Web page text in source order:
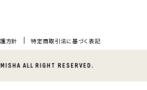
方針 特定商取引法に基づく表記
ALL RIGHT RESERVED.